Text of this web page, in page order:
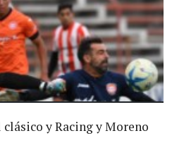
y Racing y Moreno